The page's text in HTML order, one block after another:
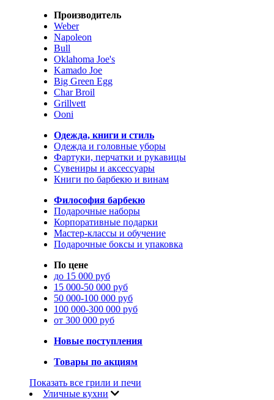
Производитель
Weber
Napoleon
Bull
Oklahoma Joe's
Kamado Joe
Big Green Egg
Char Broil
Grillvett
Ooni
Одежда, книги и стиль
Одежда и головные уборы
Фартуки, перчатки и рукавицы
Сувениры и аксессуары
Книги по барбекю и винам
Философия барбекю
Подарочные наборы
Корпоративные подарки
Мастер-классы и обучение
Подарочные боксы и упаковка
По цене
до 15 000 руб
15 000-50 000 руб
50 000-100 000 руб
100 000-300 000 руб
от 300 000 руб
Новые поступления
Товары по акциям
Показать все грили и печи
Уличные кухни